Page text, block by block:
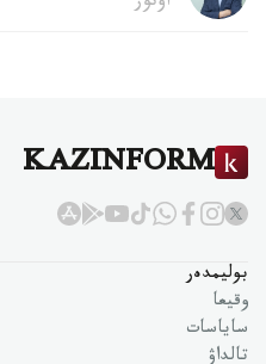
KAZINFORM
بوليمدەر
وقيعا
ساياسات
تالداۋ